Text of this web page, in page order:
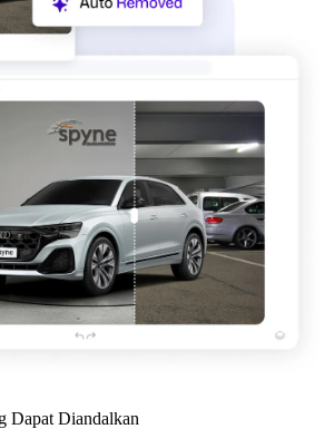
Dapat Diandalkan